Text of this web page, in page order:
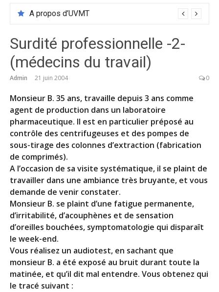
A propos d’UVMT
Surdité professionnelle -2-
(médecins du travail)
Admin 21 juin 2004 0
Monsieur B. 35 ans, travaille depuis 3 ans comme
agent de production dans un laboratoire
pharmaceutique. Il est en particulier préposé au
contrôle des centrifugeuses et des pompes de
sous-tirage des colonnes d’extraction (fabrication
de comprimés).
A l’occasion de sa visite systématique, il se plaint de
travailler dans une ambiance très bruyante, et vous
demande de venir constater.
Monsieur B. se plaint d’une fatigue permanente,
d’irritabilité, d’acouphènes et de sensation
d’oreilles bouchées, symptomatologie qui disparaît
le week-end.
Vous réalisez un audiotest, en sachant que
monsieur B. a été exposé au bruit durant toute la
matinée, et qu’il dit mal entendre. Vous obtenez qui
le tracé suivant :